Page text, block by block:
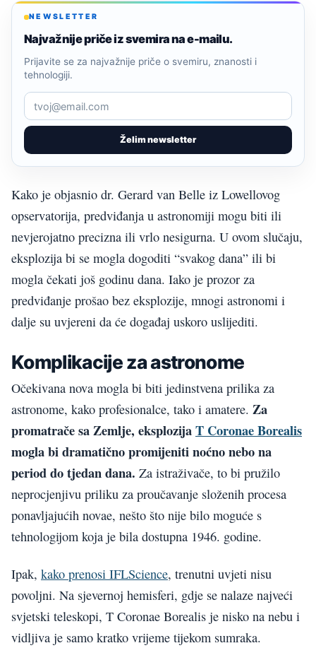
NEWSLETTER
Najvažnije priče iz svemira na e-mailu.
Želim newsletter
Prijavite se za najvažnije priče o svemiru, znanosti i
tehnologiji.
Kako je objasnio dr. Gerard van Belle iz Lowellovog
opservatorija, predviđanja u astronomiji mogu biti ili
nevjerojatno precizna ili vrlo nesigurna. U ovom slučaju,
eksplozija bi se mogla dogoditi “svakog dana” ili bi
mogla čekati još godinu dana. Iako je prozor za
predviđanje prošao bez eksplozije, mnogi astronomi i
dalje su uvjereni da će događaj uskoro uslijediti.
Komplikacije za astronome
Očekivana nova mogla bi biti jedinstvena prilika za
astronome, kako profesionalce, tako i amatere. Za
promatrače sa Zemlje, eksplozijaT Coronae Borealis
mogla bi dramatično promijeniti noćno nebo na
period do tjedan dana. Za istraživače, to bi pružilo
neprocjenjivu priliku za proučavanje složenih procesa
ponavljajućih novae, nešto što nije bilo moguće s
tehnologijom koja je bila dostupna 1946. godine.
Ipak, kako prenosi IFLScience, trenutni uvjeti nisu
povoljni. Na sjevernoj hemisferi, gdje se nalaze najveći
svjetski teleskopi, T Coronae Borealis je nisko na nebu i
vidljiva je samo kratko vrijeme tijekom sumraka.